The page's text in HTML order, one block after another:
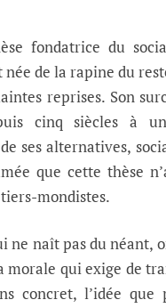
fondatrice du
née de la rapine du
reprises. Son
cinq siècles à
ses alternatives,
que cette thèse
mondistes.
ne naît pas du
morale qui exige de
concret, l’idée